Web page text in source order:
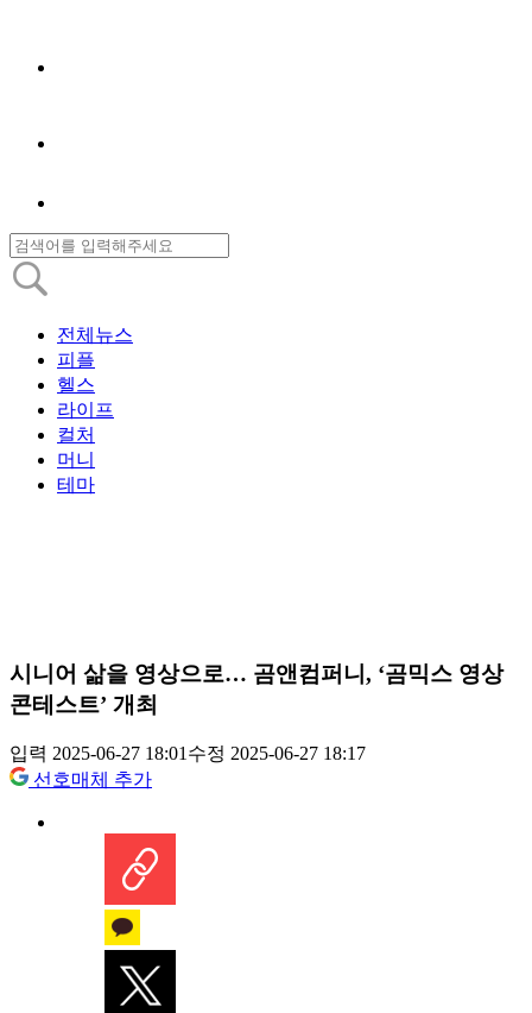
전체뉴스
피플
헬스
라이프
컬처
머니
테마
시니어 삶을 영상으로… 곰앤컴퍼니, ‘곰믹스 영상
콘테스트’ 개최
입력 2025-06-27 18:01수정 2025-06-27 18:17
선호매체 추가